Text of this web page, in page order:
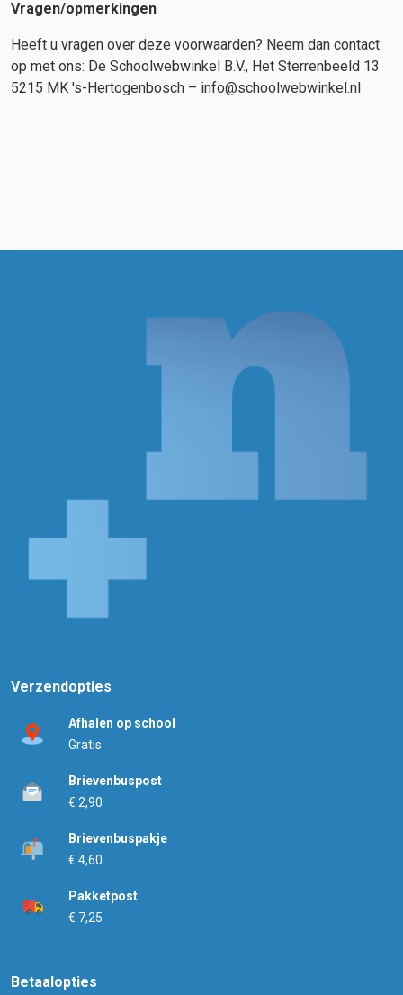
Vragen/opmerkingen
Heeft u vragen over deze voorwaarden? Neem dan contact
op met ons: De Schoolwebwinkel B.V., Het Sterrenbeeld 13
5215 MK 's-Hertogenbosch – info@schoolwebwinkel.nl
Verzendopties
Afhalen op school
Gratis
Brievenbuspost
€ 2,90
Brievenbuspakje
€ 4,60
Pakketpost
€ 7,25
Betaalopties